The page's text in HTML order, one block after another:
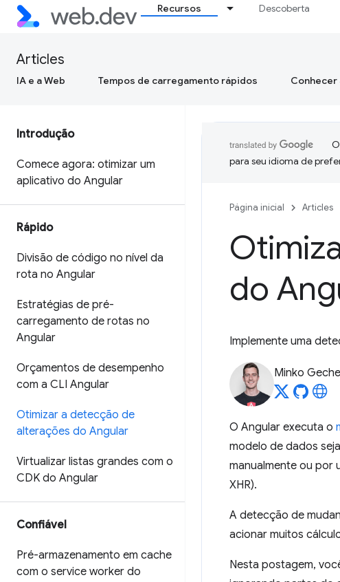
Recursos Descoberta
Articles
IA e a Web Tempos de carregamento rápidos Conhecer
Introdução
Comece agora: otimizar um
aplicativo do Angular
Rápido
Divisão de código no nível da
rota no Angular
Estratégias de pré-
carregamento de rotas no
Angular
Orçamentos de desempenho
com a CLI Angular
Otimizar a detecção de
alterações do Angular
Virtualizar listas grandes com o
CDK do Angular
Confiável
Pré-armazenamento em cache
com o service worker do
para seu idioma de
Página inicial Articles
do
Implemente uma
Minko
O Angular executa o
modelo de dados
manualmente ou por
XHR).
A detecção de
acionar muitos
Nesta postagem,